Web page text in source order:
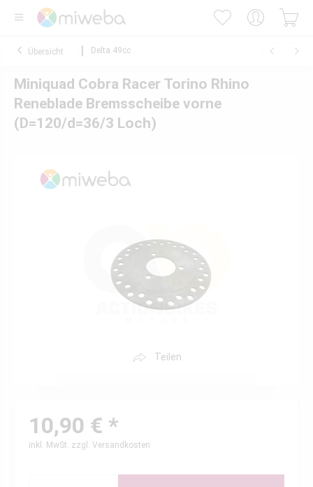
Übersicht Delta 49cc
Miniquad Cobra Racer Torino Rhino
Reneblade Bremsscheibe vorne
(D=120/d=36/3 Loch)
Teilen
10,90 € *
inkl. MwSt. zzgl. Versandkosten